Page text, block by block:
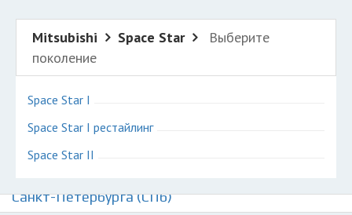
Mitsubishi Space Star
Выберите
поколение
Space Star I
Space Star I рестайлинг
Space Star II
Санкт-Петербурга (СПб)